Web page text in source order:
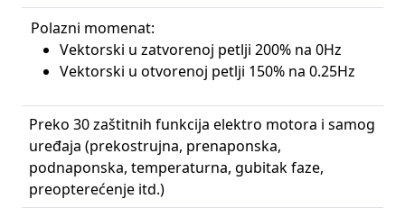
Polazni momenat:
Vektorski u zatvorenoj petlji 200% na 0Hz
Vektorski u otvorenoj petlji 150% na 0.25Hz
Preko 30 zaštitnih funkcija elektro motora i samog
uređaja (prekostrujna, prenaponska,
podnaponska, temperaturna, gubitak faze,
preopterećenje itd.)